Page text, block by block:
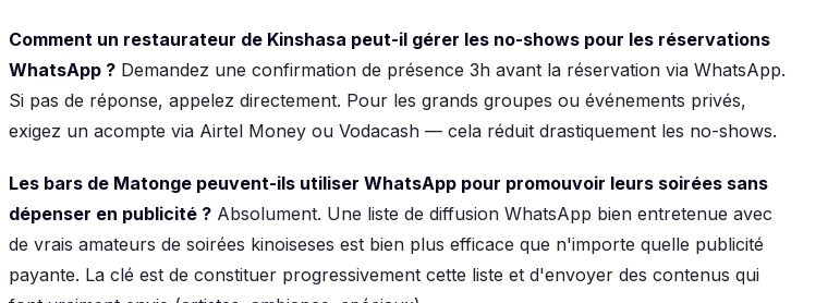
Comment un restaurateur de Kinshasa peut-il gérer les no-shows pour les réservations
WhatsApp ? Demandez une confirmation de présence 3h avant la réservation via WhatsApp.
Si pas de réponse, appelez directement. Pour les grands groupes ou événements privés,
exigez un acompte via Airtel Money ou Vodacash — cela réduit drastiquement les no-shows.
Les bars de Matonge peuvent-ils utiliser WhatsApp pour promouvoir leurs soirées sans
dépenser en publicité ? Absolument. Une liste de diffusion WhatsApp bien entretenue avec
de vrais amateurs de soirées kinoiseses est bien plus efficace que n'importe quelle publicité
payante. La clé est de constituer progressivement cette liste et d'envoyer des contenus qui